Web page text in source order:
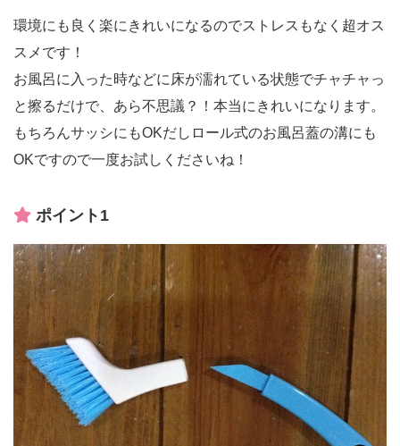
環境にも良く楽にきれいになるのでストレスもなく超オス
スメです！
お風呂に入った時などに床が濡れている状態でチャチャっ
と擦るだけで、あら不思議？！本当にきれいになります。
もちろんサッシにもOKだしロール式のお風呂蓋の溝にも
OKですので一度お試しくださいね！
ポイント1